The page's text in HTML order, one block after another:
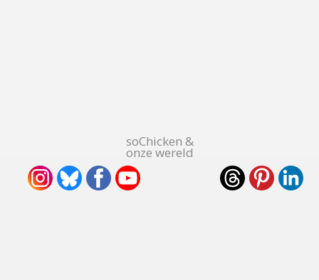
soChicken &
onze wereld